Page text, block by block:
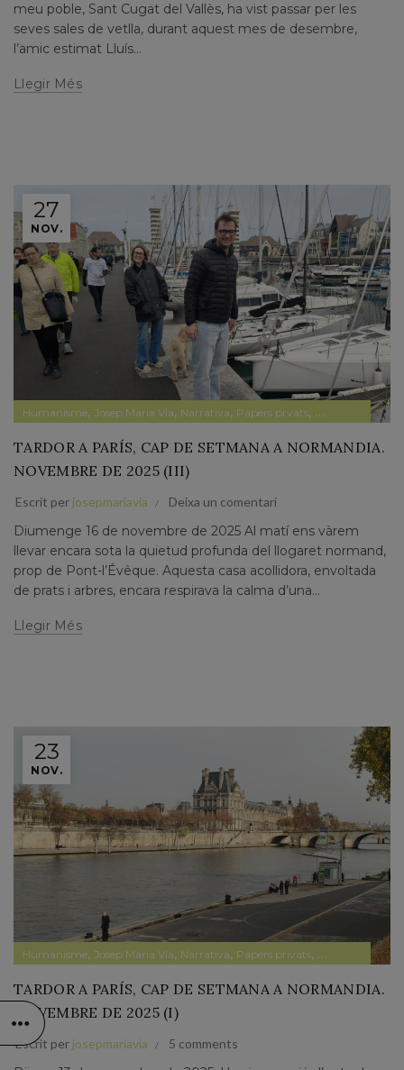
meu poble, Sant Cugat del Vallès, ha vist passar per les
seves sales de vetlla, durant aquest mes de desembre,
l’amic estimat Lluís...
Llegir Més
27
NOV.
Humanisme, Josep Maria Via, Narrativa, Papers prvats, Pensament
TARDOR A PARÍS, CAP DE SETMANA A NORMANDIA.
NOVEMBRE DE 2025 (III)
Escrit per josepmariavia Deixa un comentari
Diumenge 16 de novembre de 2025 Al matí ens vàrem
llevar encara sota la quietud profunda del llogaret normand,
prop de Pont-l’Évêque. Aquesta casa acollidora, envoltada
de prats i arbres, encara respirava la calma d’una...
Llegir Més
23
NOV.
Humanisme, Josep Maria Via, Narrativa, Papers privats, Pensament ,
TARDOR A PARÍS, CAP DE SETMANA A NORMANDIA.
NOVEMBRE DE 2025 (I)
Escrit per josepmariavia 5 comments